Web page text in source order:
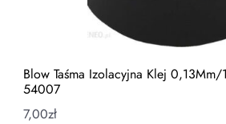
Blow Taśma Izolacyjna Klej
54007
7,00zł